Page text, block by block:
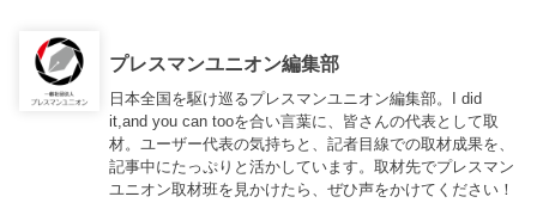
プレスマンユニオン編集部
日本全国を駆け巡るプレスマンユニオン編集部。I did
it,and you can tooを合い言葉に、皆さんの代表として取
材。ユーザー代表の気持ちと、記者目線での取材成果を、
記事中にたっぷりと活かしています。取材先でプレスマン
ユニオン取材班を見かけたら、ぜひ声をかけてください！